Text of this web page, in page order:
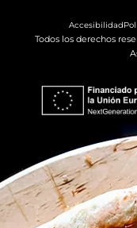
Accesibilidad
Todos los derechos